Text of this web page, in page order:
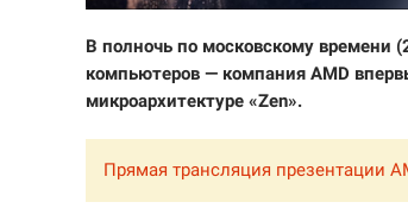
В полночь по московскому времени
компьютеров — компания AMD
микроархитектуре «Zen».
Прямая трансляция презентации